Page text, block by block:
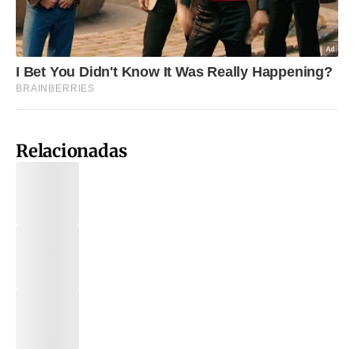
Relacionadas